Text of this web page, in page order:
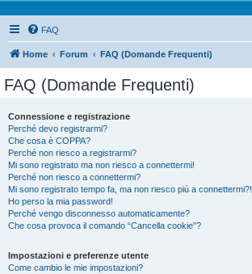
FAQ
Home Forum FAQ (Domande Frequenti)
FAQ (Domande Frequenti)
Connessione e registrazione
Perché devo registrarmi?
Che cosa è COPPA?
Perché non riesco a registrarmi?
Mi sono registrato ma non riesco a connettermi!
Perché non riesco a connettermi?
Mi sono registrato tempo fa, ma non riesco più a connettermi?!
Ho perso la mia password!
Perché vengo disconnesso automaticamente?
Che cosa provoca il comando “Cancella cookie”?
Impostazioni e preferenze utente
Come cambio le mie impostazioni?